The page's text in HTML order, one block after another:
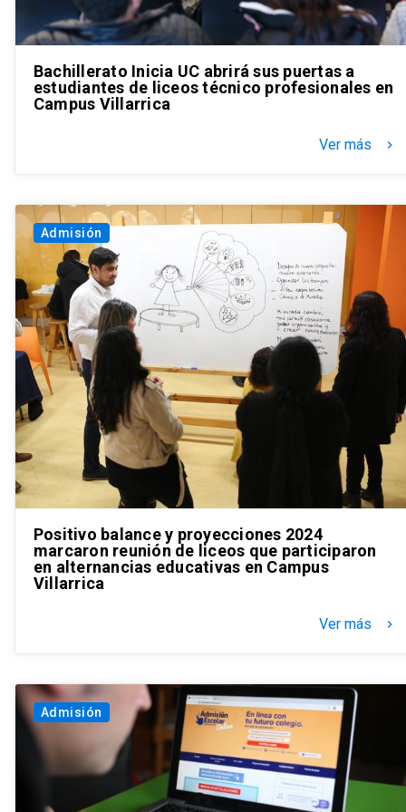
Bachillerato Inicia UC abrirá sus puertas a
estudiantes de liceos técnico profesionales en
Campus Villarrica
Ver más keyboard_arrow_right
Admisión
Positivo balance y proyecciones 2024
marcaron reunión de liceos que participaron
en alternancias educativas en Campus
Villarrica
Ver más keyboard_arrow_right
Admisión